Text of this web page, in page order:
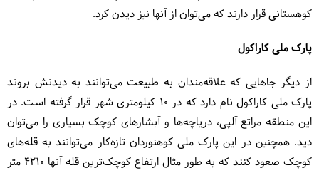
کوهستانی قرار دارند که می‌توان از آنها نیز دیدن کرد.
پارک ملی کاراکول
از دیگر جاهایی که علاقه‌مندان به طبیعت می‌توانند به دیدنش بروند
پارک ملی کاراکول نام دارد که در ۱۰ کیلومتری شهر قرار گرفته است. در
این منطقه مراتع آلپی، دریاچه‌ها و آبشارهای کوچک بسیاری را می‌توان
دید. همچنین در این پارک ملی کوهنوردان تازه‌کار می‌توانند به قله‌های
کوچک صعود کنند که به طور مثال ارتفاع کوچک‌ترین قله آنها ۴۲۱۰ متر